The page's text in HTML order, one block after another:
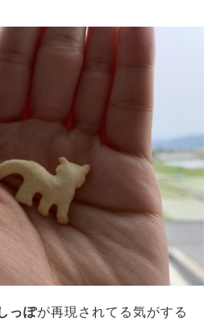
っぽが再現されてる気がする